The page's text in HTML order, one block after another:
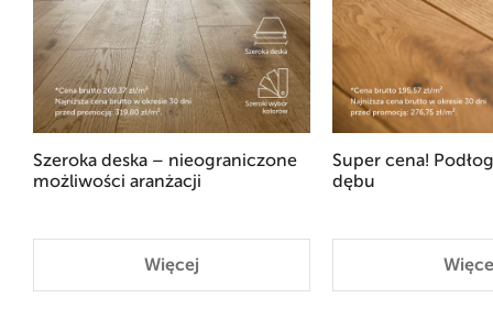
Szeroka deska – nieograniczone
możliwości aranżacji
Więcej
Super cena!
dębu